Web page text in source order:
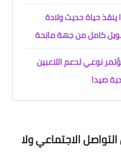
حياة حديث ولادة
كامل من جهة مانحة
نوعي لدعم اللاعبين
صيدا
الاجتماعي ولا